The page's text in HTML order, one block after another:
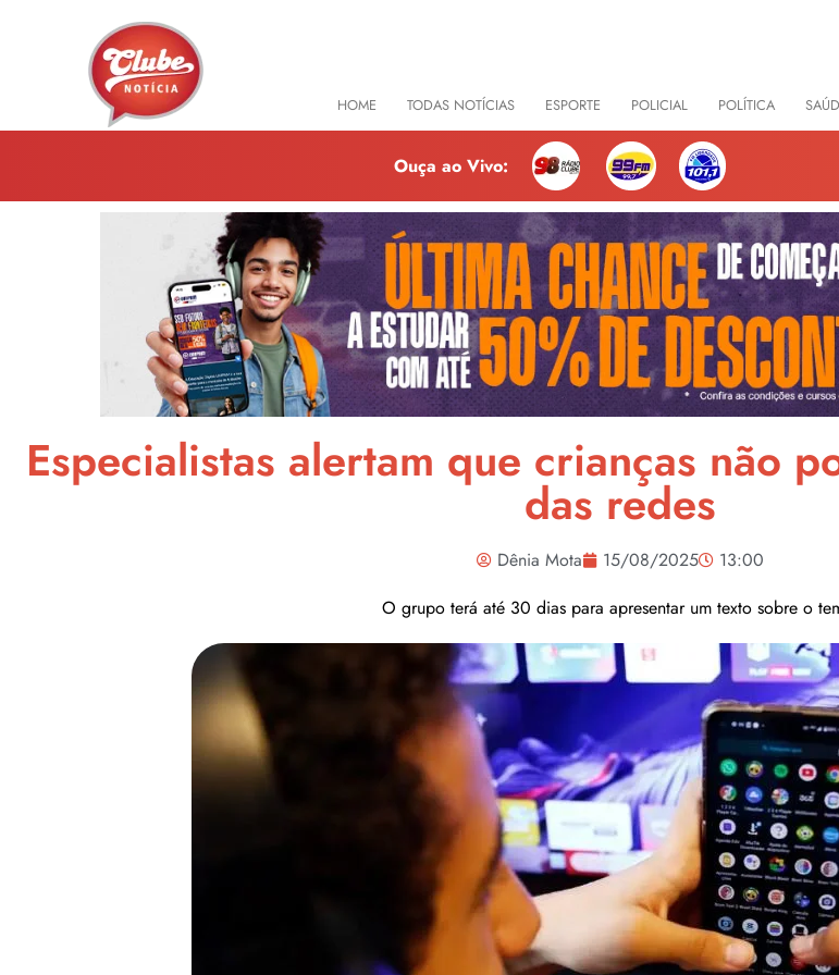
HOME TODAS NOTÍCIAS ESPORTE POLICIAL POLÍTICA
Ouça ao Vivo:
Especialistas alertam que crianças não
das redes
Dênia Mota 15/08/2025
13:00
O grupo terá até 30 dias para apresentar um texto sobre o